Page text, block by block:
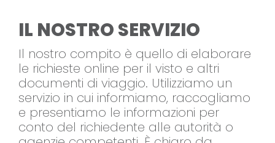
IL NOSTRO SERVIZIO
Il nostro compito è quello di elaborare
le richieste online per il visto e altri
documenti di viaggio. Utilizziamo un
servizio in cui informiamo, raccogliamo
e presentiamo le informazioni per
conto del richiedente alle autorità o